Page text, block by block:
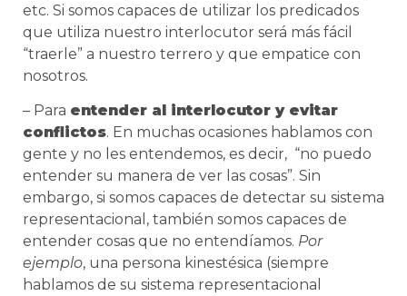
etc. Si somos capaces de utilizar los predicados
que utiliza nuestro interlocutor será más fácil
“traerle” a nuestro terrero y que empatice con
nosotros.
– Para entender al interlocutor y evitar
conflictos. En muchas ocasiones hablamos con
gente y no les entendemos, es decir, “no puedo
entender su manera de ver las cosas”. Sin
embargo, si somos capaces de detectar su sistema
representacional, también somos capaces de
entender cosas que no entendíamos. Por
ejemplo, una persona kinestésica (siempre
hablamos de su sistema representacional